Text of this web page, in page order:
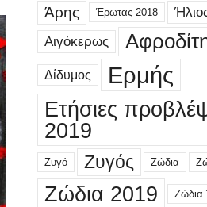
Άρης Έρωτας 2018
Αιγόκερως
Δίδυμος Ερμής
Ετήσιες
2019
Ζυγό Ζυγός Ζώδια
Ζώδια 2019 Ζώδια